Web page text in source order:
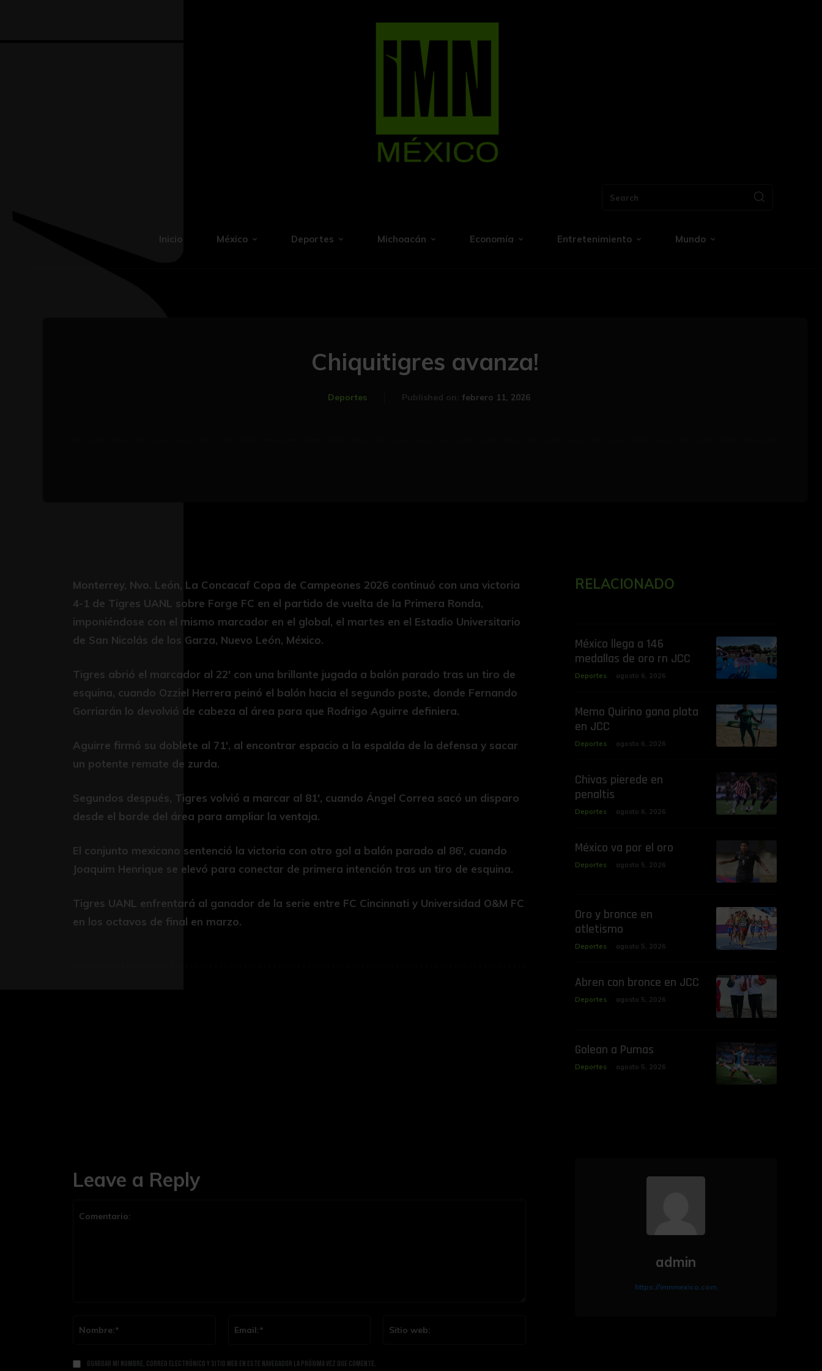
Search
Inicio México Deportes Michoacán Economía Entretenimiento Mundo
Chiquitigres avanza!
Deportes Published on: febrero 11, 2026
Monterrey, Nvo. León, La Concacaf Copa de Campeones 2026 continuó con una victoria
4-1 de Tigres UANL sobre Forge FC en el partido de vuelta de la Primera Ronda,
imponiéndose con el mismo marcador en el global, el martes en el Estadio Universitario
de San Nicolás de los Garza, Nuevo León, México.
Tigres abrió el marcador al 22′ con una brillante jugada a balón parado tras un tiro de
esquina, cuando Ozziel Herrera peinó el balón hacia el segundo poste, donde Fernando
Gorriarán lo devolvió de cabeza al área para que Rodrigo Aguirre definiera.
Aguirre firmó su doblete al 71′, al encontrar espacio a la espalda de la defensa y sacar
un potente remate de zurda.
Segundos después, Tigres volvió a marcar al 81′, cuando Ángel Correa sacó un disparo
desde el borde del área para ampliar la ventaja.
El conjunto mexicano sentenció la victoria con otro gol a balón parado al 86′, cuando
Joaquim Henrique se elevó para conectar de primera intención tras un tiro de esquina.
Tigres UANL enfrentará al ganador de la serie entre FC Cincinnati y Universidad O&M FC
en los octavos de final en marzo.
RELACIONADO
México llega a 146
medallas de oro rn JCC
Deportes agosto 6, 2026
Memo Quirino gana plata
en JCC
Deportes agosto 6, 2026
Chivas pierede en
penaltis
Deportes agosto 6, 2026
‎México va por el oro
Deportes agosto 5, 2026
‎Oro y bronce en
atletismo
Deportes agosto 5, 2026
‎Abren con bronce en JCC
Deportes agosto 5, 2026
Golean a Pumas
Deportes agosto 5, 2026
Leave a Reply
Guardar mi nombre, correo electrónico y sitio web en este navegador la próxima vez que comente.
admin
https://imnmexico.com